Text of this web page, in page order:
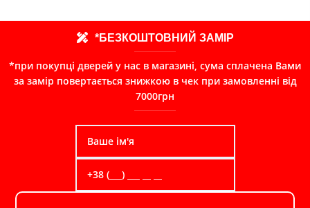
*БЕЗКОШТОВНИЙ ЗАМІР
*при покупці дверей у нас в магазині, сума сплачена Вами
за замір повертається знижкою в чек при замовленні від
7000грн